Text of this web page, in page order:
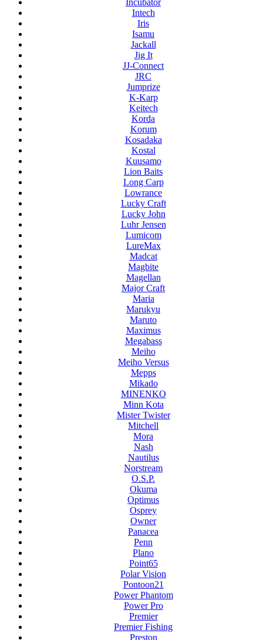
Incubator
Intech
Iris
Isamu
Jackall
Jig It
JJ-Connect
JRC
Jumprize
K-Karp
Keitech
Korda
Korum
Kosadaka
Kostal
Kuusamo
Lion Baits
Long Carp
Lowrance
Lucky Craft
Lucky John
Luhr Jensen
Lumicom
LureMax
Madcat
Magbite
Magellan
Major Craft
Maria
Marukyu
Maruto
Maximus
Megabass
Meiho
Meiho Versus
Mepps
Mikado
MINENKO
Minn Kota
Mister Twister
Mitchell
Mora
Nash
Nautilus
Norstream
O.S.P.
Okuma
Optimus
Osprey
Owner
Panacea
Penn
Plano
Point65
Polar Vision
Pontoon21
Power Phantom
Power Pro
Premier
Premier Fishing
Preston